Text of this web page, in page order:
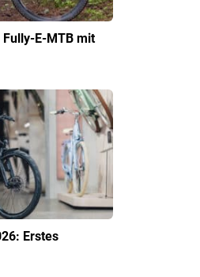
E-MTB mit
Erstes